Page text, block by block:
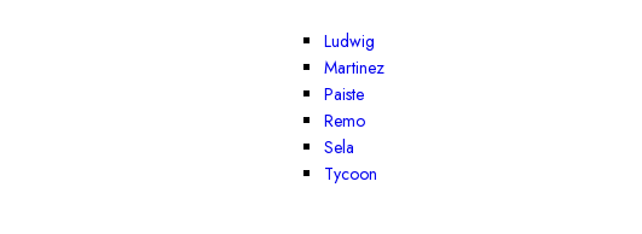
Ludwig
Martinez
Paiste
Remo
Sela
Tycoon